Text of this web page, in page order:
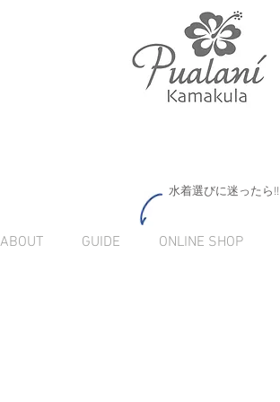
水着選びに迷ったら!!
ABOUT GUIDE ONLINE SHOP